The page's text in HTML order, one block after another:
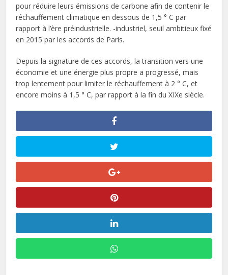
pour réduire leurs émissions de carbone afin de contenir le
réchauffement climatique en dessous de 1,5 ° C par
rapport à l’ère préindustrielle. -industriel, seuil ambitieux fixé
en 2015 par les accords de Paris.
Depuis la signature de ces accords, la transition vers une
économie et une énergie plus propre a progressé, mais
trop lentement pour limiter le réchauffement à 2 ° C, et
encore moins à 1,5 ° C, par rapport à la fin du XIXe siècle.